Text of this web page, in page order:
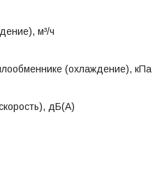
м³/ч
(охлаждение), кПа
дБ(А)